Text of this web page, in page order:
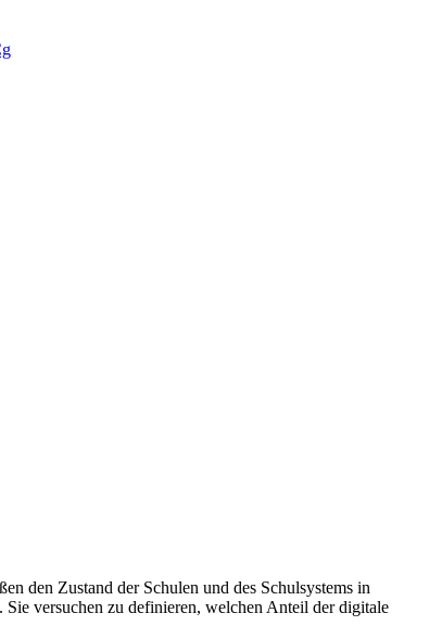
den Zustand der Schulen und des Schulsystems in
versuchen zu definieren, welchen Anteil der digitale